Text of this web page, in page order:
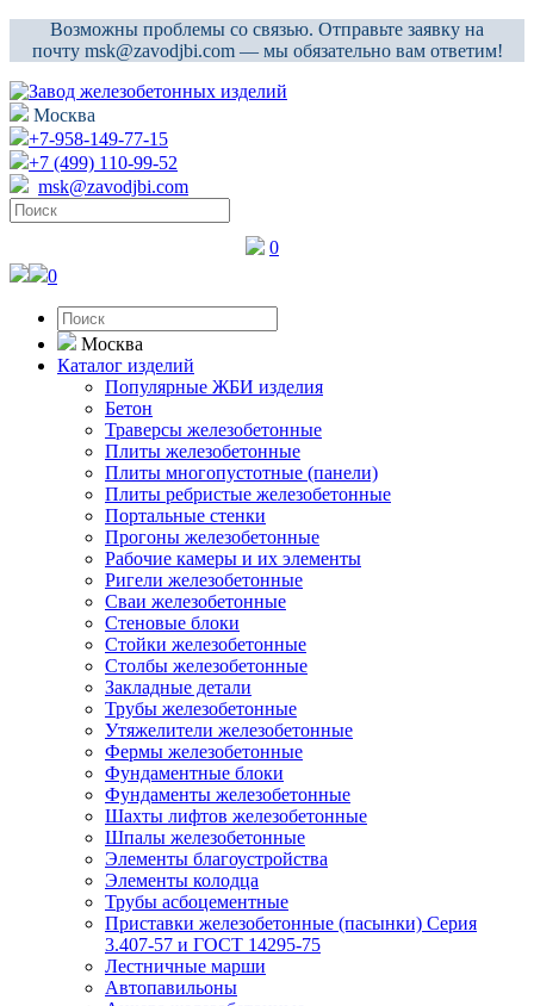
Возможны проблемы со связью. Отправьте заявку на
почту msk@zavodjbi.com — мы обязательно вам ответим!
Москва
+7-958-149-77-15
+7 (499) 110-99-52
msk@zavodjbi.com
0
0
Москва
Каталог изделий
Популярные ЖБИ изделия
Бетон
Траверсы железобетонные
Плиты железобетонные
Плиты многопустотные (панели)
Плиты ребристые железобетонные
Портальные стенки
Прогоны железобетонные
Рабочие камеры и их элементы
Ригели железобетонные
Сваи железобетонные
Стеновые блоки
Стойки железобетонные
Столбы железобетонные
Закладные детали
Трубы железобетонные
Утяжелители железобетонные
Фермы железобетонные
Фундаментные блоки
Фундаменты железобетонные
Шахты лифтов железобетонные
Шпалы железобетонные
Элементы благоустройства
Элементы колодца
Трубы асбоцементные
Приставки железобетонные (пасынки) Серия
3.407-57 и ГОСТ 14295-75
Лестничные марши
Автопавильоны